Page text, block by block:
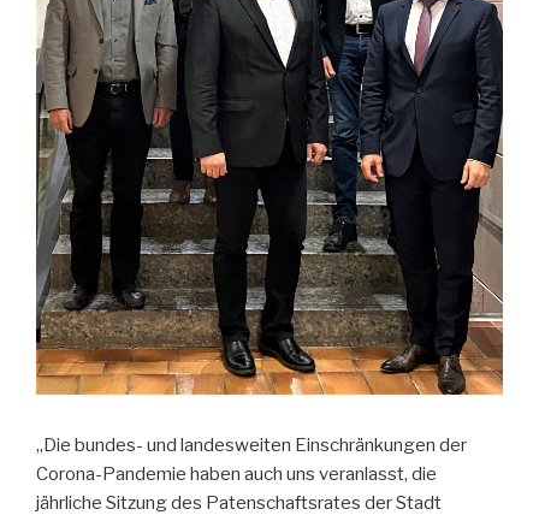
„Die bundes- und landesweiten Einschränkungen der
Corona-Pandemie haben auch uns veranlasst, die
jährliche Sitzung des Patenschaftsrates der Stadt